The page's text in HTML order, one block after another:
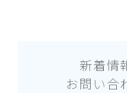
新着情
お問い合